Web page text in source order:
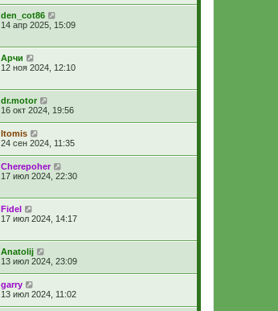
den_cot86
14 апр 2025, 15:09
Арчи
12 ноя 2024, 12:10
dr.motor
16 окт 2024, 19:56
Itomis
24 сен 2024, 11:35
Cherepoher
17 июл 2024, 22:30
Fidel
17 июл 2024, 14:17
Anatolij
13 июл 2024, 23:09
garry
13 июл 2024, 11:02